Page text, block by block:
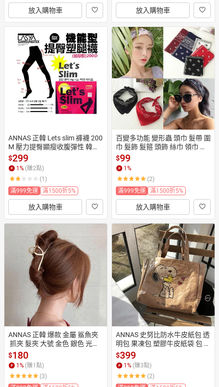
放入購物車 放入購物車
ANNAS 正韓 Lets slim 褲襪 200
M 壓力提臀顯瘦收腹彈性 韓國
瘦腿襪 壓力襪 Let's slim 200丹
D
$299
1 % (賺2點)
(1)
滿999免運
滿1500折5%
放入購物車
百變多功能 變形蟲 頭巾 髮帶 圍
巾 髮飾 髮箍 頭飾 絲巾 領巾 民
族風 圖騰 腰果花 嘻哈 潮流 韓
國 ANNA S.
$99
1 %
(2)
滿999免運
滿1500折5%
放入購物車
ANNAS 正韓 爆款 金屬 鯊魚夾
抓夾 髮夾 大號 金色 銀色 光澤
韓國
$180
1% (賺1點)
(3)
ANNAS 史努比防水牛皮紙包 透
明包 果凍包 塑膠牛皮紙袋 包 手
提袋史奴比399
$399
1% (賺3點)
(2)